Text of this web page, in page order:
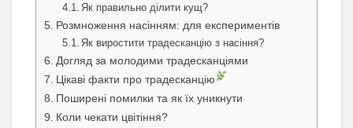
Як правильно ділити кущ?
Розмноження насінням: для експериментів
Як виростити традесканцію з насіння?
Догляд за молодими традесканціями
Цікаві факти про традесканцію
Поширені помилки та як їх уникнути
Коли чекати цвітіння?